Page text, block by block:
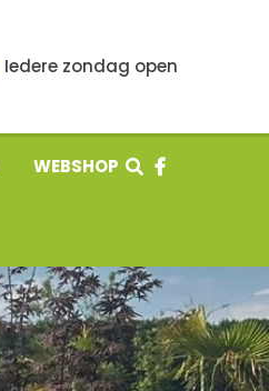
Iedere zondag open
WEBSHOP